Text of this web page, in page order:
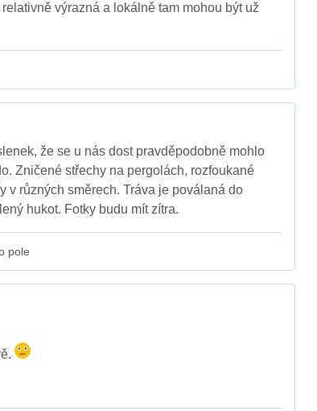
výrazná a lokálně tam mohou být už
že se u nás dost pravděpodobně mohlo
Zničené střechy na pergolách, rozfoukané
v různých směrech. Tráva je poválaná do
hukot. Fotky budu mít zítra.
pole